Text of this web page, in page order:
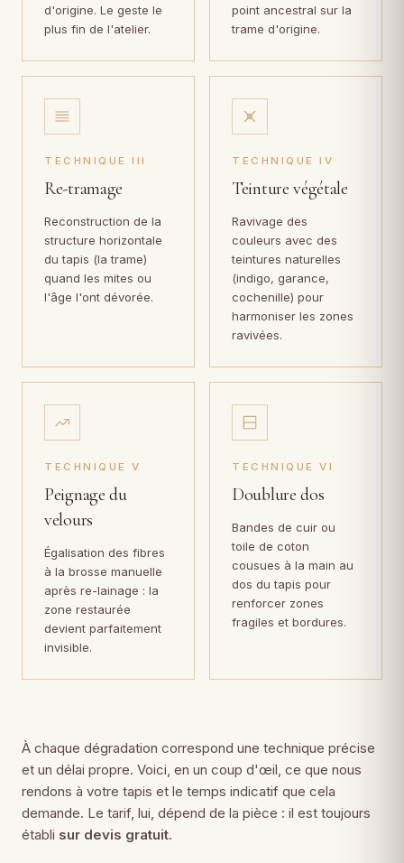
d'origine. Le geste le
plus fin de l'atelier.
point ancestral sur la
trame d'origine.
TECHNIQUE III
Re-tramage
Reconstruction de la
structure horizontale
du tapis (la trame)
quand les mites ou
l'âge l'ont dévorée.
TECHNIQUE IV
Teinture végétale
Ravivage des
couleurs avec des
teintures naturelles
(indigo, garance,
cochenille) pour
harmoniser les zones
ravivées.
TECHNIQUE V
Peignage du
velours
Égalisation des fibres
à la brosse manuelle
après re-lainage : la
zone restaurée
devient parfaitement
invisible.
TECHNIQUE VI
Doublure dos
Bandes de cuir ou
toile de coton
cousues à la main au
dos du tapis pour
renforcer zones
fragiles et bordures.
À chaque dégradation correspond une technique précise
et un délai propre. Voici, en un coup d'œil, ce que nous
rendons à votre tapis et le temps indicatif que cela
demande. Le tarif, lui, dépend de la pièce : il est toujours
établi sur devis gratuit.